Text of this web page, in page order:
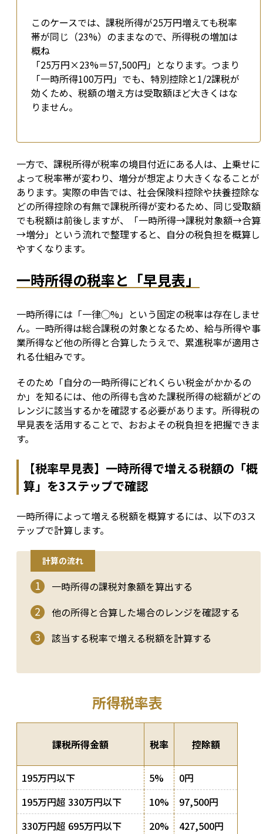
このケースでは、課税所得が25万円増えても税率
帯が同じ（23%）のままなので、所得税の増加は
概ね
「25万円×23%＝57,500円」となります。つまり
「一時所得100万円」でも、特別控除と1/2課税が
効くため、税額の増え方は受取額ほど大きくはな
りません。
一方で、課税所得が税率の境目付近にある人は、上乗せに
よって税率帯が変わり、増分が想定より大きくなることが
あります。実際の申告では、社会保険料控除や扶養控除な
どの所得控除の有無で課税所得が変わるため、同じ受取額
でも税額は前後しますが、「一時所得→課税対象額→合算
→増分」という流れで整理すると、自分の税負担を概算し
やすくなります。
一時所得の税率と「早見表」
一時所得には「一律◯%」という固定の税率は存在しませ
ん。一時所得は総合課税の対象となるため、給与所得や事
業所得など他の所得と合算したうえで、累進税率が適用さ
れる仕組みです。
そのため「自分の一時所得にどれくらい税金がかかるの
か」を知るには、他の所得も含めた課税所得の総額がどの
レンジに該当するかを確認する必要があります。所得税の
早見表を活用することで、おおよその税負担を把握できま
す。
【税率早見表】一時所得で増える税額の「概
算」を3ステップで確認
一時所得によって増える税額を概算するには、以下の3ス
テップで計算します。
計算の流れ
一時所得の課税対象額を算出する
他の所得と合算した場合のレンジを確認する
該当する税率で増える税額を計算する
課税所得金額 税率 控除額
195万円以下 5%
0円
195万円超 330万円以下
10%
97,500円
330万円超 695万円以下
20%
427,500円
所得税率表